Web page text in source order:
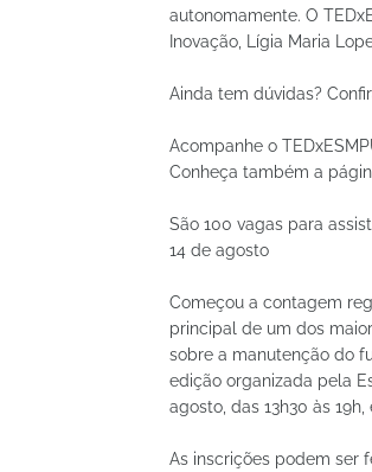
autonomamente. O
Inovação, Lígia Maria
Ainda tem dúvidas?
Acompanhe o
Conheça também a
São 100 vagas para
14 de agosto
Começou a contagem
principal de um dos
sobre a manutenção do
edição organizada pela
agosto, das 13h30 às
As inscrições podem ser